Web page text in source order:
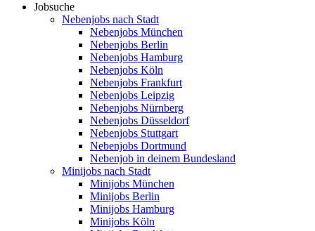
Jobsuche
Nebenjobs nach Stadt
Nebenjobs München
Nebenjobs Berlin
Nebenjobs Hamburg
Nebenjobs Köln
Nebenjobs Frankfurt
Nebenjobs Leipzig
Nebenjobs Nürnberg
Nebenjobs Düsseldorf
Nebenjobs Stuttgart
Nebenjobs Dortmund
Nebenjob in deinem Bundesland
Minijobs nach Stadt
Minijobs München
Minijobs Berlin
Minijobs Hamburg
Minijobs Köln